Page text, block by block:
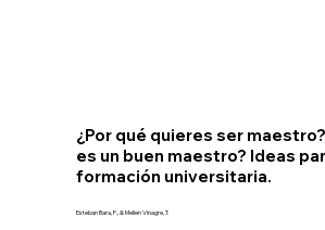
¿Por qué quieres ser
es un buen maestro? Ideas
formación universitaria.
Esteban Bara, F., & Mellen Vinagre, T.